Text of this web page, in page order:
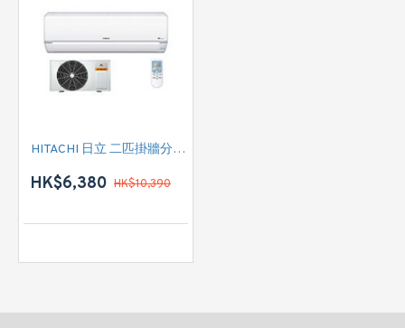
HITACHI 日立 二匹掛牆分體式變頻冷氣機 RASDX18CSK
HK$6,380 HK$10,390